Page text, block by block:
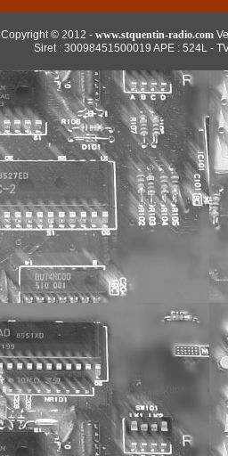
Copyright © 2012 - www.stquentin-radio.com
Siret : 30098451500019 APE : 524L -